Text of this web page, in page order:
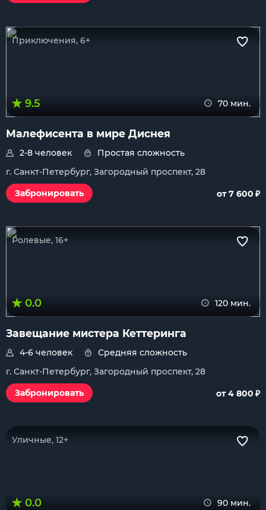
Приключения, 6+
9.5 70 мин.
Малефисента в мире Диснея
2-8 человек
Простая сложность
г. Санкт-Петербург, Загородный проспект, 28
Забронировать
от 7 600 ₽
Ролевые, 16+
0.0 120 мин.
Завещание мистера Кеттеринга
4-6 человек
Средняя сложность
г. Санкт-Петербург, Загородный проспект, 28
Забронировать
от 4 800 ₽
Уличные, 12+
0.0 90 мин.